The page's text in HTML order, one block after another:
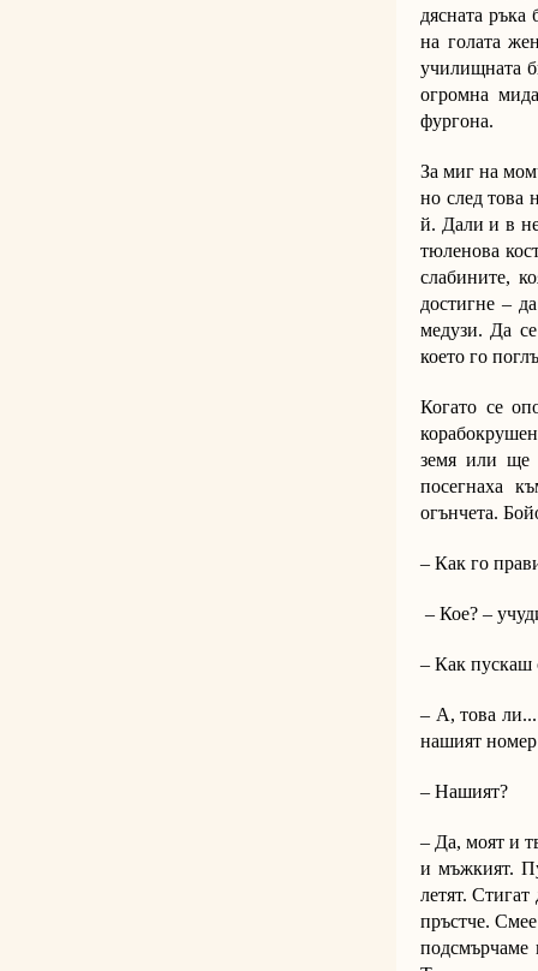
дясната
на голата
училищната
огромна
фургона.
За миг на
но след това
й. Дали и в
тюленова
слабините,
достигне –
медузи. Да
което го
Когато се
земя или ще
посегнаха
огънчета.
– Как го
– Кое? –
– Как пускаш
– А, това
нашият
– Нашият?
– Да, моят и
и мъжкият.
летят.
пръстче.
подсмърчаме